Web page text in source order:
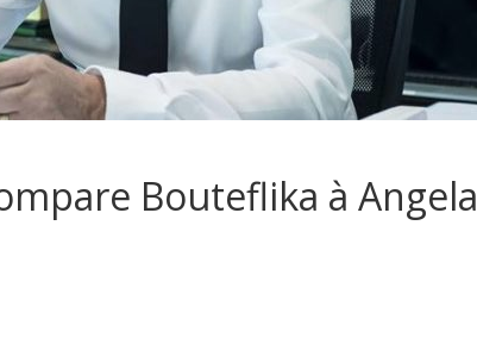
Bouteflika à Angela